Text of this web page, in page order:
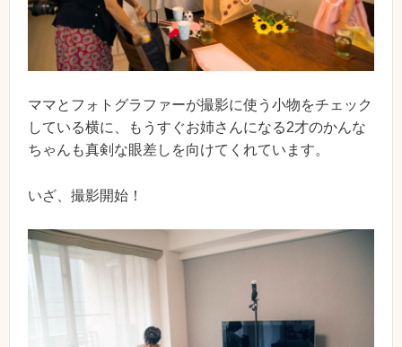
ママとフォトグラファーが撮影に使う小物をチェック
している横に、もうすぐお姉さんになる2才のかんな
ちゃんも真剣な眼差しを向けてくれています。
いざ、撮影開始！